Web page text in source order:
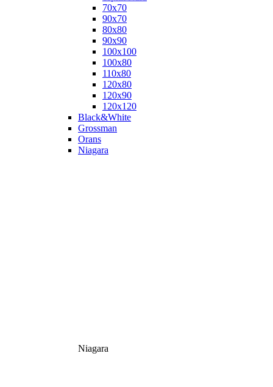
70х70
90х70
80x80
90x90
100x100
100х80
110х80
120x80
120х90
120х120
Black&White
Grossman
Orans
Niagara
Niagara